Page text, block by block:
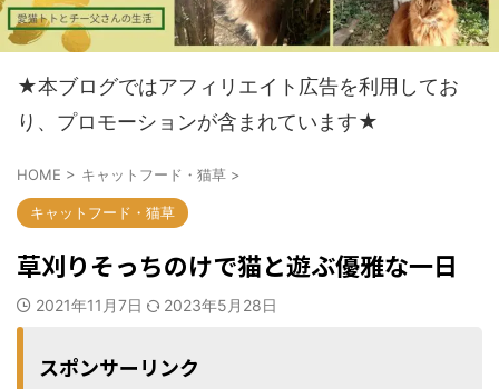
★本ブログではアフィリエイト広告を利用してお
り、プロモーションが含まれています★
HOME > キャットフード・猫草 >
キャットフード・猫草
草刈りそっちのけで猫と遊ぶ優雅な一日
2021年11月7日 2023年5月28日
スポンサーリンク